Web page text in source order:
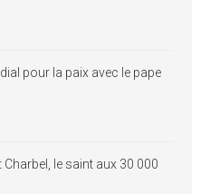
pour la paix avec le pape
le saint aux 30 000